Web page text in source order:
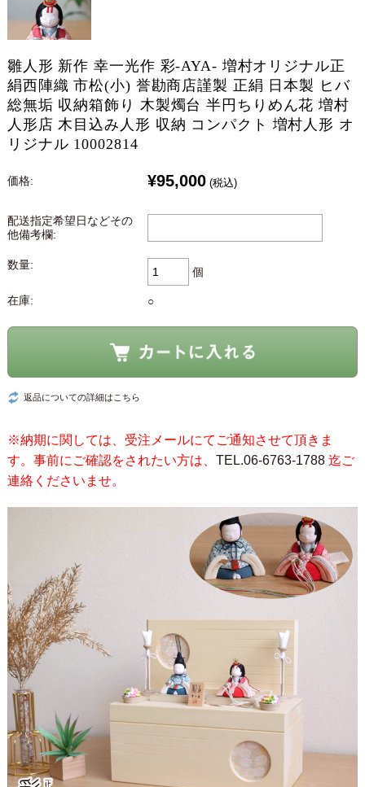
雛人形 新作 幸一光作 彩-AYA- 増村オリジナル正
絹西陣織 市松(小) 誉勘商店謹製 正絹 日本製 ヒバ
総無垢 収納箱飾り 木製燭台 半円ちりめん花 増村
人形店 木目込み人形 収納 コンパクト 増村人形 オ
リジナル 10002814
価格: ¥95,000 (税込)
配送指定希望日などその
他備考欄:
数量:
個
在庫: ○
返品についての詳細はこちら
※納期に関しては、受注メールにてご通知させて頂きま
す。事前にご確認をされたい方は、 TEL.06-6763-1788迄ご
連絡くださいませ。